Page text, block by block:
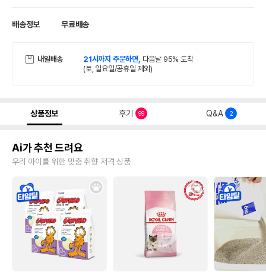
배송정보 무료배송
내일배송 21시까지 주문하면, 다음날 95% 도착
(토, 일요일/공휴일 제외)
상품정보 후기 99 Q&A 2
Ai가 추천 드려요
우리 아이를 위한 맞춤 취향 저격 상품